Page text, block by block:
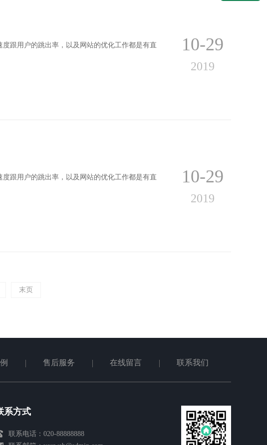
跟用户的跳出率，以及网站的优化工作都是有直
10-29
2019
跟用户的跳出率，以及网站的优化工作都是有直
10-29
2019
末页
售后服务 在线留言 联系我们
系方式
联系电话：020-88888888